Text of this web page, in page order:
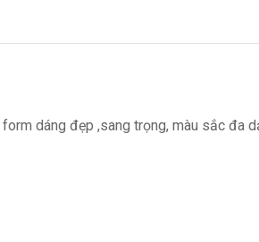
dáng đẹp ,sang trọng, màu sắc đa